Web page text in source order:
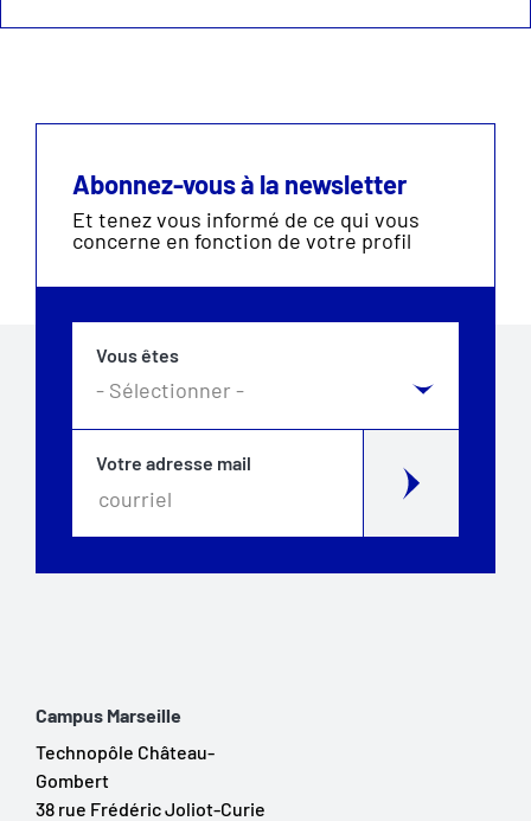
Abonnez-vous à la newsletter
Et tenez vous informé de ce qui vous
concerne en fonction de votre profil
Vous êtes
Votre adresse mail
Campus Marseille
Technopôle Château-
Gombert
38 rue Frédéric Joliot-Curie